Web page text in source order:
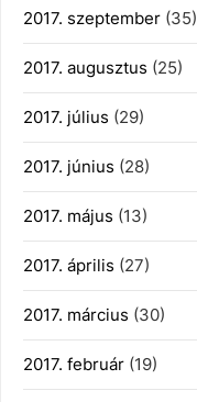
2017. szeptember (35)
2017. augusztus (25)
2017. július (29)
2017. június (28)
2017. május (13)
2017. április (27)
2017. március (30)
2017. február (19)